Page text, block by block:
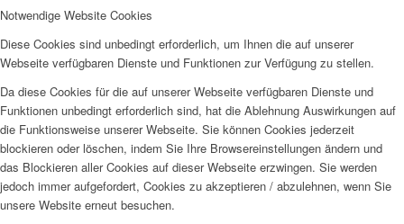
Notwendige Website Cookies
Diese Cookies sind unbedingt erforderlich, um Ihnen die auf unserer
Webseite verfügbaren Dienste und Funktionen zur Verfügung zu stellen.
Da diese Cookies für die auf unserer Webseite verfügbaren Dienste und
Funktionen unbedingt erforderlich sind, hat die Ablehnung Auswirkungen auf
die Funktionsweise unserer Webseite. Sie können Cookies jederzeit
blockieren oder löschen, indem Sie Ihre Browsereinstellungen ändern und
das Blockieren aller Cookies auf dieser Webseite erzwingen. Sie werden
jedoch immer aufgefordert, Cookies zu akzeptieren / abzulehnen, wenn Sie
unsere Website erneut besuchen.